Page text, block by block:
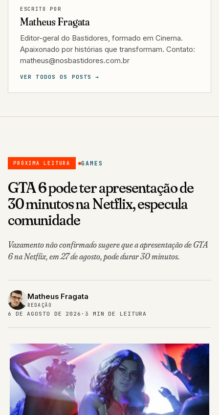
ESCRITO POR
Matheus Fragata
Editor-geral do Bastidores, formado em Cinema.
Apaixonado por histórias que transformam. Contato:
matheus@nosbastidores.com.br
VER TODOS OS POSTS →
PRÓXIMA LEITURA GAMES
GTA 6 pode ter apresentação de
30 minutos na Netflix, especula
comunidade
Vazamento não confirmado sugere que a apresentação de GTA
6 na Netflix, em 27 de agosto, pode durar 30 minutos.
Matheus Fragata
REDAÇÃO
6 DE AGOSTO DE 2026 · 3 MIN DE LEITURA